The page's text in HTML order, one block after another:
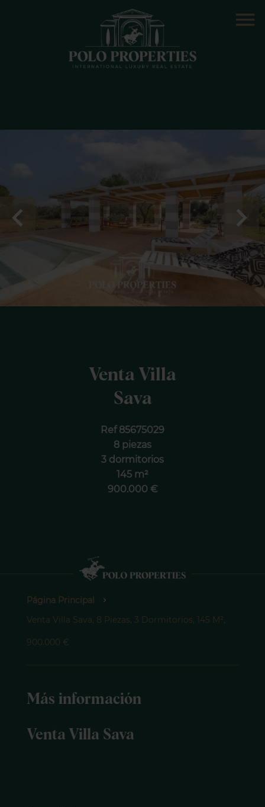
Venta Villa
Sava
Ref 85675029
8 piezas
3 dormitorios
145 m²
900.000 €
Página Principal
Venta Villa Sava, 8 Piezas, 3 Dormitorios, 145 M²,
900.000 €
Más información
Venta Villa Sava